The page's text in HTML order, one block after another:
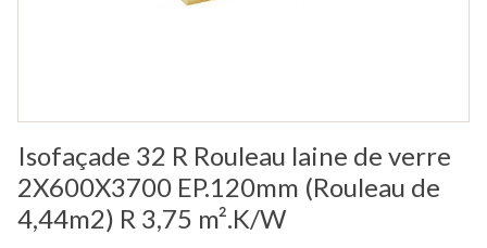
Isofaçade 32 R Rouleau laine de verre
2X600X3700 EP.120mm (Rouleau de
4,44m2) R 3,75 m².K/W